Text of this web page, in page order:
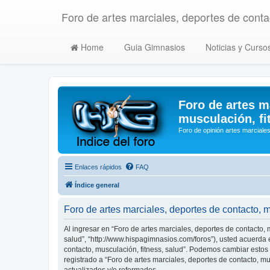
Foro de artes marciales, deportes de
Home Guia Gimnasios Noticias y
Foro de artes
musculación,
Foro de opinión artes
Enlaces rápidos FAQ
Índice general
Foro de artes marciales, deportes de contacto,
Al ingresar en “Foro de artes marciales, deportes de contacto,
salud”, “http://www.hispagimnasios.com/foros”), usted
contacto, musculación, fitness, salud”. Podemos cambiar
registrado a “Foro de artes marciales, deportes de contacto,